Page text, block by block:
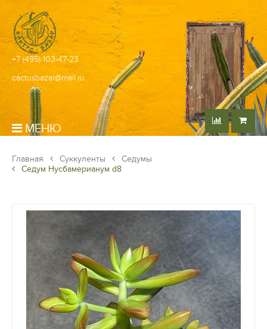
+7 (495) 103-47-23
cactusbazar@mail.ru
МЕНЮ
Главная Суккуленты
Седумы
Седум Нусбамерианум d8